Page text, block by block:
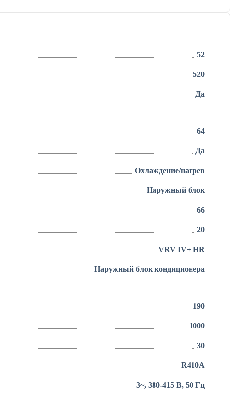
52
520
Да
64
Да
Охлаждение/нагрев
Наружный блок
66
20
VRV IV+ HR
Наружный блок кондиционера
190
1000
30
R410A
3~, 380-415 В, 50 Гц